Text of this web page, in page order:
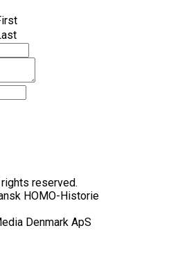
reserved.
HOMO-Historie
Denmark ApS